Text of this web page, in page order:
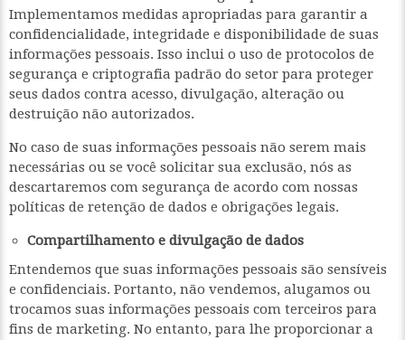
Implementamos medidas apropriadas para garantir a
confidencialidade, integridade e disponibilidade de suas
informações pessoais. Isso inclui o uso de protocolos de
segurança e criptografia padrão do setor para proteger
seus dados contra acesso, divulgação, alteração ou
destruição não autorizados.
No caso de suas informações pessoais não serem mais
necessárias ou se você solicitar sua exclusão, nós as
descartaremos com segurança de acordo com nossas
políticas de retenção de dados e obrigações legais.
Compartilhamento e divulgação de dados
Entendemos que suas informações pessoais são sensíveis
e confidenciais. Portanto, não vendemos, alugamos ou
trocamos suas informações pessoais com terceiros para
fins de marketing. No entanto, para lhe proporcionar a